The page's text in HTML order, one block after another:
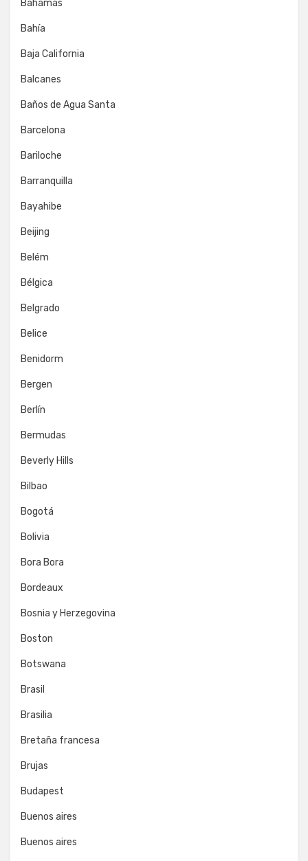
Bahamas
Bahía
Baja California
Balcanes
Baños de Agua Santa
Barcelona
Bariloche
Barranquilla
Bayahibe
Beijing
Belém
Bélgica
Belgrado
Belice
Benidorm
Bergen
Berlín
Bermudas
Beverly Hills
Bilbao
Bogotá
Bolivia
Bora Bora
Bordeaux
Bosnia y Herzegovina
Boston
Botswana
Brasil
Brasilia
Bretaña francesa
Brujas
Budapest
Buenos aires
Buenos aires